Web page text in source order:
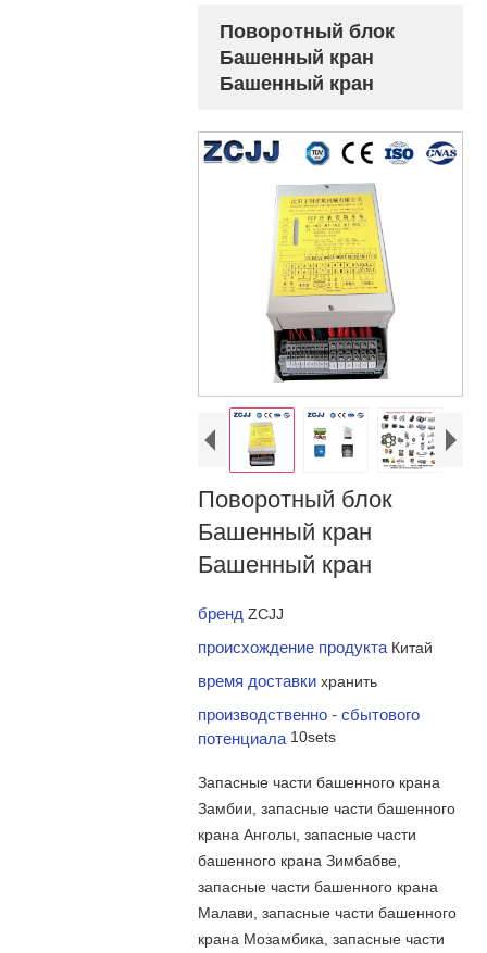
Поворотный блок
Башенный кран
Башенный кран
Поворотный блок
Башенный кран
Башенный кран
брендZCJJ
происхождение продуктаКитай
время доставкихранить
производственно - сбытового
потенциала10sets
Запасные части башенного крана
Замбии, запасные части башенного
крана Анголы, запасные части
башенного крана Зимбабве,
запасные части башенного крана
Малави, запасные части башенного
крана Мозамбика, запасные части